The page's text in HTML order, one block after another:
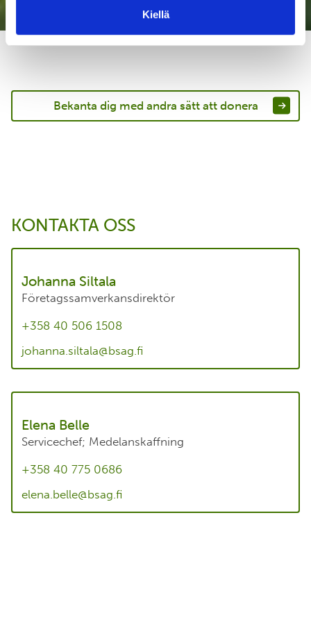
Kiellä
Bekanta dig med andra sätt att donera
KONTAKTA OSS
Johanna Siltala
Företagssamverkansdirektör
+358 40 506 1508
johanna.siltala@bsag.fi
Elena Belle
Servicechef; Medelanskaffning
+358 40 775 0686
elena.belle@bsag.fi